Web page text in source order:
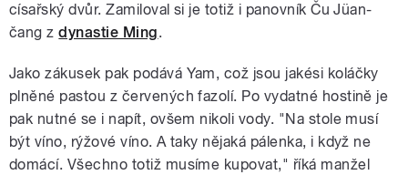
císařský dvůr. Zamiloval si je totiž i panovník Ču Jüan-
čang zdynastie Ming.
Jako zákusek pak podává Yam, což jsou jakési koláčky
plněné pastou z červených fazolí. Po vydatné hostině je
pak nutné se i napít, ovšem nikoli vody. "Na stole musí
být víno, rýžové víno. A taky nějaká pálenka, i když ne
domácí. Všechno totiž musíme kupovat," říká manžel